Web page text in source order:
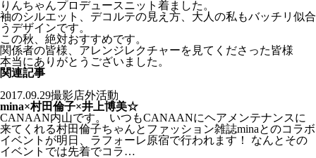
りんちゃんプロデュースニット着ました。
袖のシルエット、デコルテの見え方、大人の私もバッチリ似合
うデザインです。
この秋、絶対おすすめです。
関係者の皆様、アレンジレクチャーを見てくださった皆様
本当にありがとうございました。
関連記事
2017.09.29撮影店外活動
mina×村田倫子×井上博美☆
CANAAN内山です。 いつもCANAANにヘアメンテナンスに
来てくれる村田倫子ちゃんとファッション雑誌minaとのコラボ
イベントが明日、ラフォーレ原宿で行われます！ なんとその
イベントでは先着でコラ…